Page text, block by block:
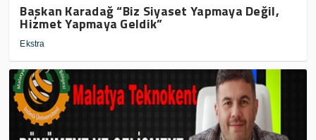
Başkan Karadağ “Biz Siyaset Yapmaya Değil,
Hizmet Yapmaya Geldik”
Ekstra